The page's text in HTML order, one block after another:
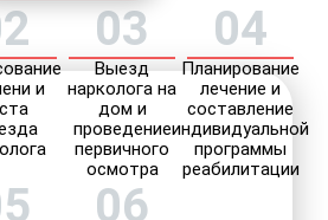
и
03
Выезд
нарколога на
дом и
проведение
первичного
осмотра
04
Планирование
лечение и
составление
индивидуальной
программы
реабилитации
06